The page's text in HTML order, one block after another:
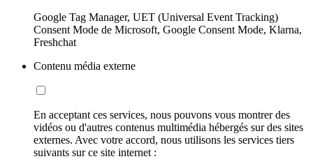
Google Tag Manager, UET (Universal Event Tracking)
Consent Mode de Microsoft, Google Consent Mode, Klarna,
Freshchat
Contenu média externe
En acceptant ces services, nous pouvons vous montrer des
vidéos ou d'autres contenus multimédia hébergés sur des sites
externes. Avec votre accord, nous utilisons les services tiers
suivants sur ce site internet :